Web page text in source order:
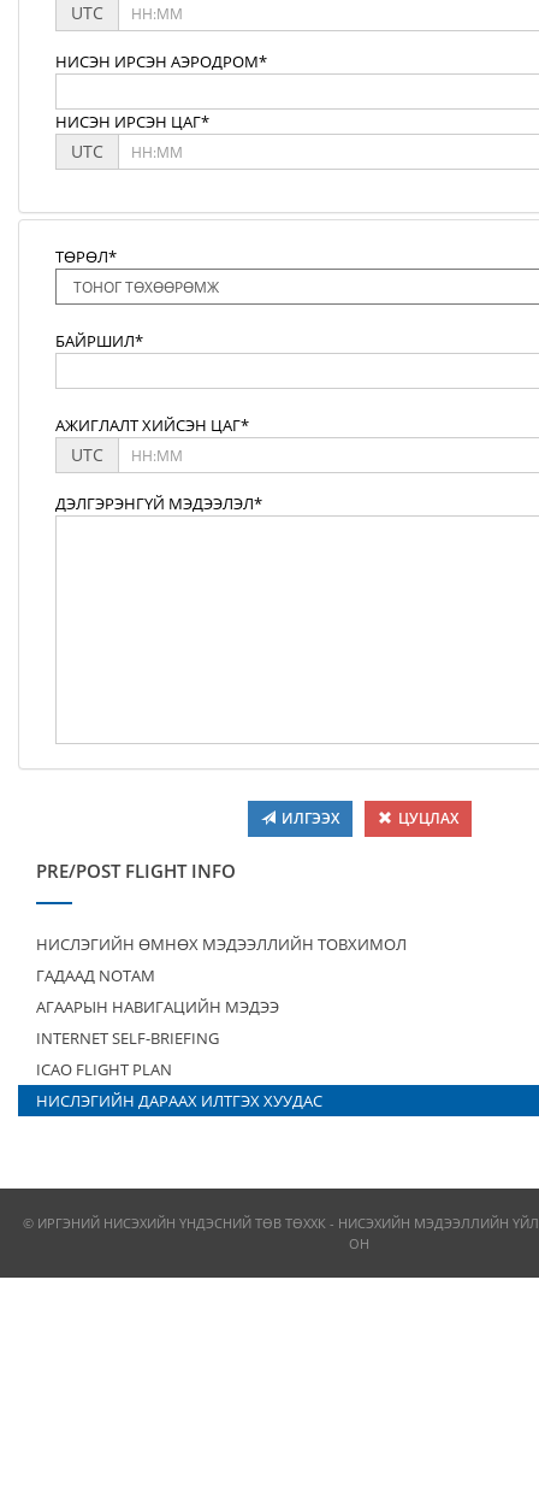
UTC
НИСЭН ИРСЭН АЭРОДРОМ*
НИСЭН ИРСЭН ЦАГ*
UTC
ТӨРӨЛ*
БАЙРШИЛ*
АЖИГЛАЛТ ХИЙСЭН ЦАГ*
UTC
ДЭЛГЭРЭНГҮЙ МЭДЭЭЛЭЛ*
ИЛГЭЭХ ЦУЦЛАХ
PRE/POST FLIGHT INFO
НИСЛЭГИЙН ӨМНӨХ МЭДЭЭЛЛИЙН ТОВХИМОЛ
ГАДААД NOTAM
АГААРЫН НАВИГАЦИЙН МЭДЭЭ
INTERNET SELF-BRIEFING
ICAO FLIGHT PLAN
НИСЛЭГИЙН ДАРААХ ИЛТГЭХ ХУУДАС
© ИРГЭНИЙ НИСЭХИЙН ҮНДЭСНИЙ ТӨВ ТӨХХК - НИСЭХИЙН МЭДЭЭЛЛИЙН
ОН